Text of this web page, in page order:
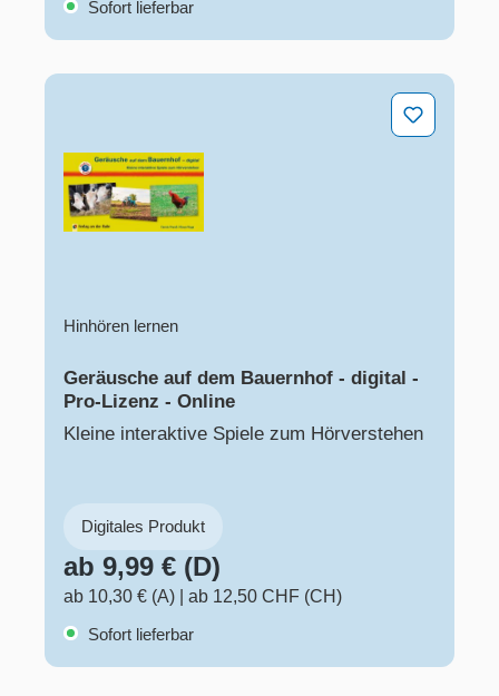
Sofort lieferbar
Geräusche auf dem Bauernhof - digital - Pro-Lizenz -
Hinhören lernen
Geräusche auf dem Bauernhof - digital -
Pro-Lizenz - Online
Kleine interaktive Spiele zum Hörverstehen
Digitales Produkt
ab 9,99 € (D)
ab 10,30 € (A)
ab 12,50 CHF (CH)
Sofort lieferbar